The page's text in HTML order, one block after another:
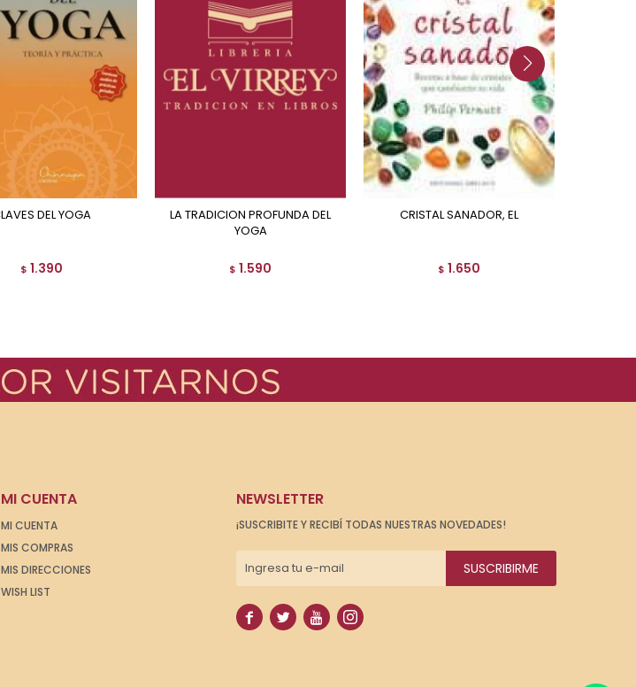
CLAVES DEL YOGA
$ 1.390
LA TRADICION PROFUNDA DEL
YOGA
$ 1.590
CRISTAL SANADOR, EL
$ 1.650
MI CUENTA
MI CUENTA
MIS COMPRAS
MIS DIRECCIONES
WISH LIST
NEWSLETTER
¡SUSCRIBITE Y RECIBÍ TODAS NUESTRAS NOVEDADES!
SUSCRIBIRME
   